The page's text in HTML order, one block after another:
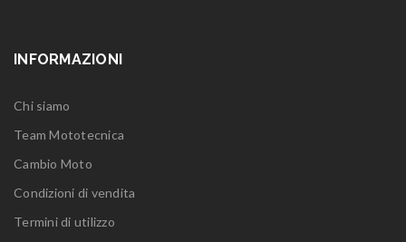
INFORMAZIONI
Chi siamo
Team Mototecnica
Cambio Moto
Condizioni di vendita
Termini di utilizzo